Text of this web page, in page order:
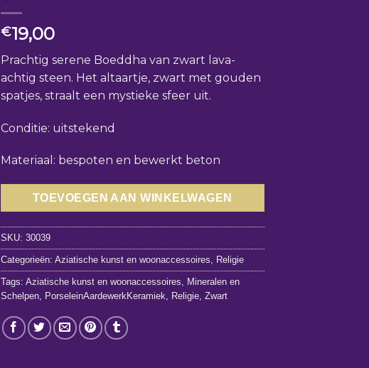
€19,00
Prachtig serene Boeddha van zwart lava-
achtig steen. Het altaartje, zwart met gouden
spatjes, straalt een mystieke sfeer uit.
Conditie: uitstekend
Materiaal: bespoten en bewerkt beton
TOEVOEGEN AAN WINKELWAGEN
SKU:30039
Categorieën:Aziatische kunst en woonaccessoires Religie
Tags:Aziatische kunst en woonaccessoires
Mineralen en
Schelpen
PorseleinAardewerkKeramiek Religie ,Zwart